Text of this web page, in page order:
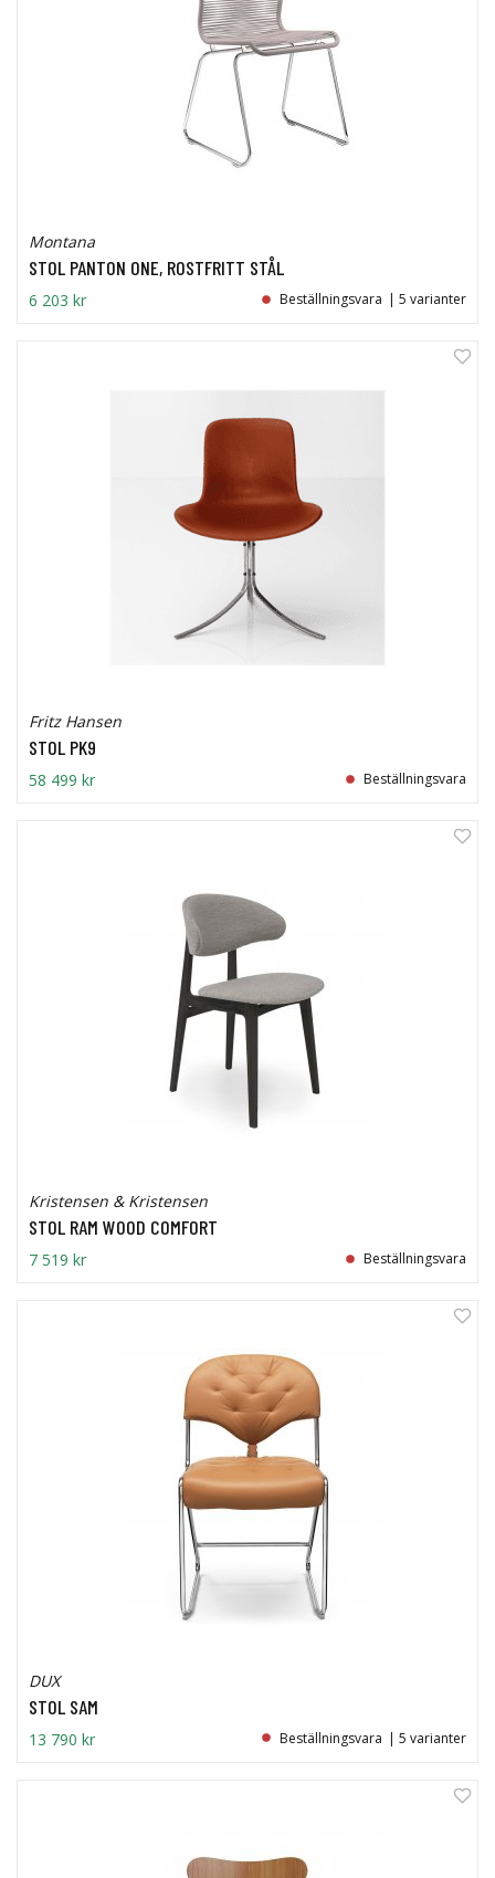
Montana
STOL PANTON ONE, ROSTFRITT STÅL
6 203 kr Beställningsvara | 5 varianter
Fritz Hansen
STOL PK9
58 499 kr Beställningsvara
Kristensen & Kristensen
STOL RAM WOOD COMFORT
7 519 kr Beställningsvara
DUX
STOL SAM
13 790 kr Beställningsvara | 5 varianter